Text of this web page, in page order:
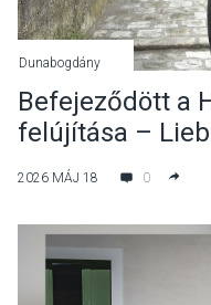
Dunabogdány
Befejeződött a
felújítása –
polgármester
2026 MÁJ 18 0